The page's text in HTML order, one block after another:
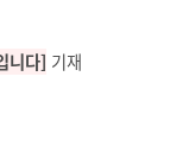
니다] 기재